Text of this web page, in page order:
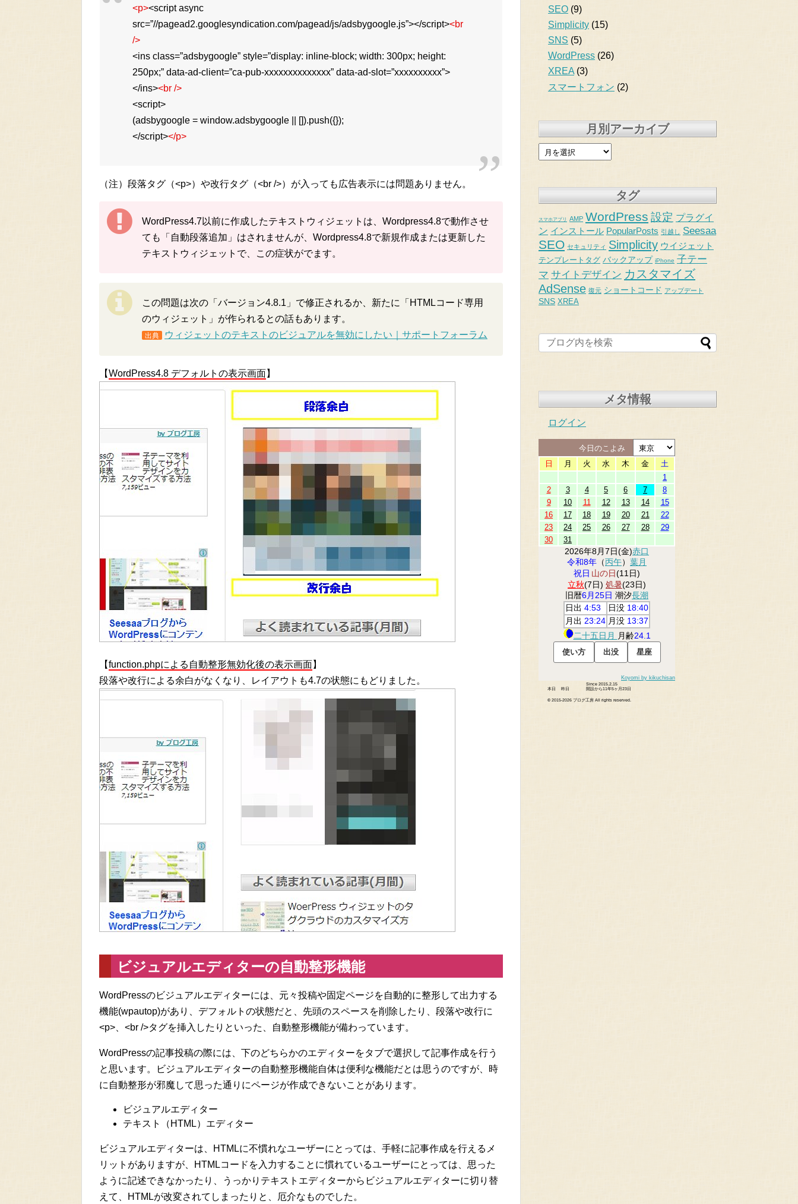
<p><script async
src=”//pagead2.googlesyndication.com/pagead/js/adsbygoogle.js”></script><br
/>
<ins class=”adsbygoogle” style=”display: inline-block; width: 300px; height:
250px;” data-ad-client=”ca-pub-xxxxxxxxxxxxxx” data-ad-slot=”xxxxxxxxxx”>
</ins><br />
<script>
(adsbygoogle = window.adsbygoogle || []).push({});
</script></p>
（注）段落タグ（<p>）や改行タグ（<br />）が入っても広告表示には問題ありません。
WordPress4.7以前に作成したテキストウィジェットは、Wordpress4.8で動作させ
ても「自動段落追加」はされませんが、Wordpress4.8で新規作成または更新した
テキストウィジェットで、この症状がでます。
この問題は次の「バージョン4.8.1」で修正されるか、新たに「HTMLコード専用
のウィジェット」が作られるとの話もあります。
出典 ウィジェットのテキストのビジュアルを無効にしたい｜サポートフォーラム
【WordPress4.8 デフォルトの表示画面】
【function.phpによる自動整形無効化後の表示画面】
段落や改行による余白がなくなり、レイアウトも4.7の状態にもどりました。
ビジュアルエディターの自動整形機能
WordPressのビジュアルエディターには、元々投稿や固定ページを自動的に整形して出力する
機能(wpautop)があり、デフォルトの状態だと、先頭のスペースを削除したり、段落や改行に
<p>、<br />タグを挿入したりといった、自動整形機能が備わっています。
WordPressの記事投稿の際には、下のどちらかのエディターをタブで選択して記事作成を行う
と思います。ビジュアルエディターの自動整形機能自体は便利な機能だとは思うのですが、時
に自動整形が邪魔して思った通りにページが作成できないことがあります。
ビジュアルエディター
テキスト（HTML）エディター
ビジュアルエディターは、HTMLに不慣れなユーザーにとっては、手軽に記事作成を行えるメ
リットがありますが、HTMLコードを入力することに慣れているユーザーにとっては、思った
ように記述できなかったり、うっかりテキストエディターからビジュアルエディターに切り替
えて、HTMLが改変されてしまったりと、厄介なものでした。
SEO (9)
Simplicity (15)
SNS (5)
WordPress (26)
XREA (3)
スマートフォン (2)
月別アーカイブ
タグ
スマホアプリ AMP WordPress 設定 プラグイ
ン インストール PopularPosts 引越し Seesaa
SEO セキュリティ Simplicity ウイジェット
テンプレートタグ バックアップ iPhone 子テー
マ サイトデザイン カスタマイズ
AdSense 復元 ショートコード アップデート
SNS XREA
メタ情報
ログイン
今日のこよみ
日
月 火 水 木 金
土
1
2
3 4 5 6 7
8
9
10 11 12 13 14
15
16
17 18 19 20 21
22
23
24 25 26 27 28
29
30
31
2026年8月7日(金)赤口
令和8年 （丙午） 葉月
祝日 山の日(11日)
立秋(7日) 処暑(23日)
旧暦6月25日 潮汐長潮
日出 4:53 日没 18:40
月出 23:24 月没 13:37
二十五日月 月齢24.1
Koyomi by kikuchisan
本日 昨日
Since 2015.2.15
開設から11年5ヶ月23日
© 2015-2026 ブログ工房 All rights reserved.